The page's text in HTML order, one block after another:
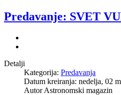
Predavanje: SVET
Detalji
Kategorija: Predavanja
Datum kreiranja: nedelja, 02
Autor Astronomski magazin